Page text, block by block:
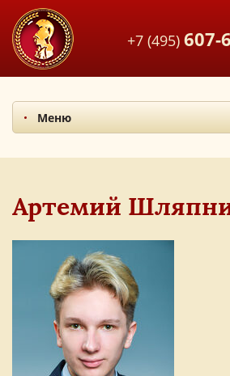
+7 (495) 607-
Меню
Наши учителя
Экскурсия по лицею
Наши выпускники
Фотоальбом
Мы в СМИ
Артемий